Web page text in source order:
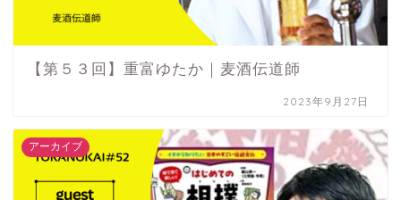
【第５３回】重富ゆたか｜麦酒伝道師
2023年9月27日
アーカイブ